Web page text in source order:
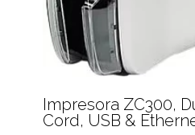
Impresora ZC300,
Cord, USB &